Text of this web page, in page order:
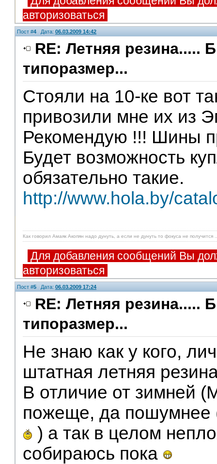
авторизоваться
Пост #4Дата: 06.03.2009 14:42
RE: Летняя резина.....
типоразмер...
Стояли на 10-ке вот
привозили мне их из
Рекомендую !!! Шины
Будет возможность
обязательно такие.
http://www.hola.by/
Как говорил Амаяк Акопян надо дунуть, а если не дунуть то фокуса не получится
Для добавления сообщений Вы
авторизоваться
Пост #5 Дата: 06.03.2009 17:24
RE: Летняя резина.....
типоразмер...
Не знаю как у кого,
штатная летняя
В отличие от зимней
пожеще, да пошумнее
) а так в целом
собираюсь пока